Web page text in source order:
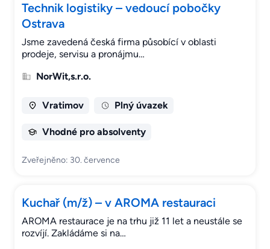
Technik logistiky – vedoucí pobočky
Ostrava
Jsme zavedená česká firma působící v oblasti
prodeje, servisu a pronájmu…
NorWit,s.r.o.
Vratimov Plný úvazek
Vhodné pro absolventy
Zveřejněno: 30. července
Kuchař (m/ž) – v AROMA restauraci
AROMA restaurace je na trhu již 11 let a neustále se
rozvíjí. Zakládáme si na…